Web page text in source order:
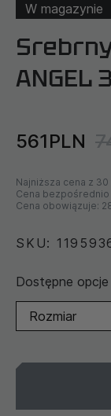
W magazynie
ANGEL
561PLN
Najniższa cena z
Cena
Cena obowiązuje:
SKU:
Dostępne opcje
Rozmiar